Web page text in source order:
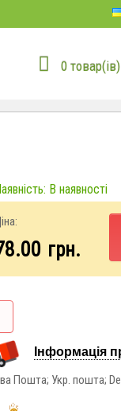
0
В наявності
грн.
Інформація
Пошта; Укр. пошта;